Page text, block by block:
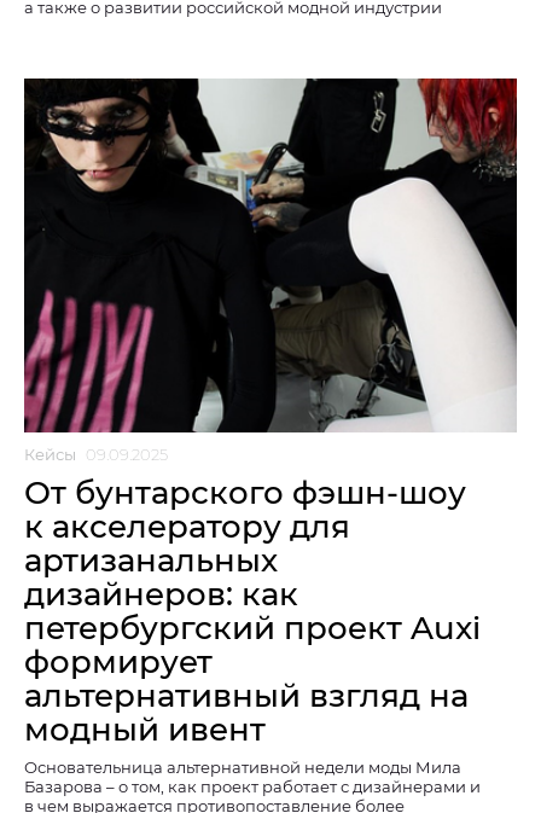
а также о развитии российской модной индустрии
Кейсы 09.09.2025
От бунтарского фэшн-шоу
к акселератору для
артизанальных
дизайнеров: как
петербургский проект Auxi
формирует
альтернативный взгляд на
модный ивент
Основательница альтернативной недели моды Мила
Базарова – о том, как проект работает с дизайнерами и
в чем выражается противопоставление более